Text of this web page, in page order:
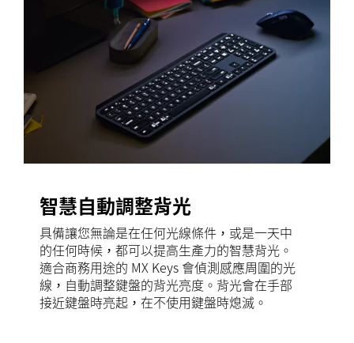
智慧自動調整背光
具備讓您無論是在任何光線條件，或是一天中
的任何時候，都可以提高生產力的智慧背光。
適合商務用途的 MX Keys 會偵測感應周圍的光
線，自動調整鍵盤的背光亮度。背光會在手部
接近鍵盤時亮起，在不使用鍵盤時熄滅。